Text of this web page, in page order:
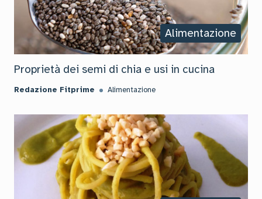
Alimentazione
Proprietà dei semi di chia e usi in cucina
Redazione Fitprime Alimentazione